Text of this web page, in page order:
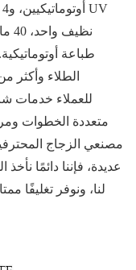
متعددة الخطوات
مصنعي الزجاج
عديدة، فإننا دائمًا نأخذ
لنا، ونوفر تغليفًا